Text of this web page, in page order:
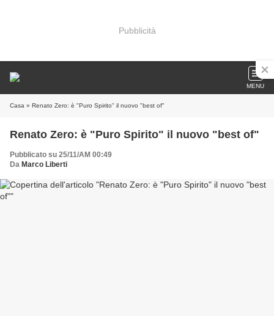
Pubblicità
MENU
Casa » Renato Zero: è "Puro Spirito" il nuovo "best of"
Renato Zero: è "Puro Spirito" il nuovo "best of"
Pubblicato su 25/11/AM 00:49
Da Marco Liberti